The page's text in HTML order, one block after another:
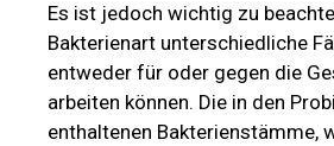
Es ist jedoch wichtig zu
Bakterienart unterschiedliche
entweder für oder gegen die
arbeiten können. Die in den
enthaltenen Bakterienstämme,